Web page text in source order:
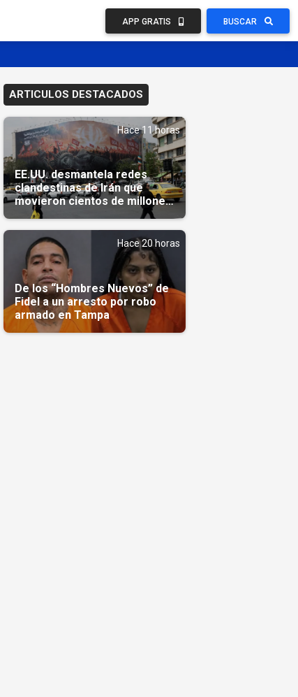
APP GRATIS BUSCAR
ARTICULOS DESTACADOS
Hace 11 horas
EE.UU. desmantela redes
clandestinas de Irán que
movieron cientos de millones
de dólares
Hace 20 horas
De los “Hombres Nuevos” de
Fidel a un arresto por robo
armado en Tampa